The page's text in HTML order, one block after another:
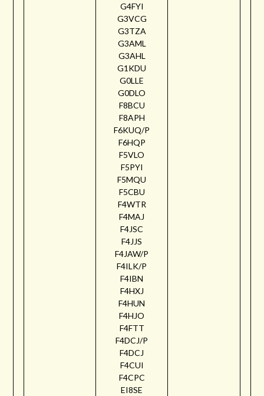
G4FYI
G3VCG
G3TZA
G3AML
G3AHL
G1KDU
G0LLE
G0DLO
F8BCU
F8APH
F6KUQ/P
F6HQP
F5VLO
F5PYI
F5MQU
F5CBU
F4WTR
F4MAJ
F4JSC
F4JJS
F4JAW/P
F4ILK/P
F4IBN
F4HXJ
F4HUN
F4HJO
F4FTT
F4DCJ/P
F4DCJ
F4CUI
F4CPC
EI8SE